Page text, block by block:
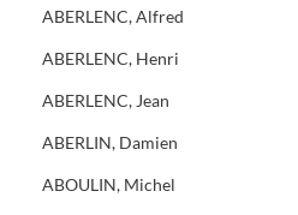
ABERLENC, Alfred
ABERLENC, Henri
ABERLENC, Jean
ABERLIN, Damien
ABOULIN, Michel